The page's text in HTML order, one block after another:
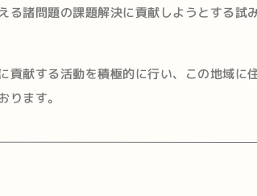
る諸問題の課題解決に貢献しようとする
献する活動を積極的に行い、この地域に
ます。